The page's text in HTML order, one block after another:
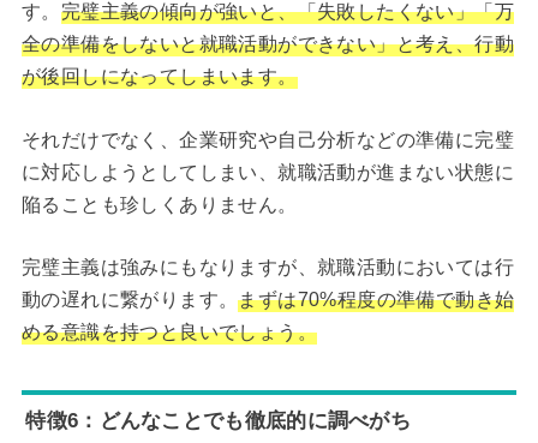
す。 完璧主義の傾向が強いと、「失敗したくない」「万
全の準備をしないと就職活動ができない」と考え、行動
が後回しになってしまいます。
それだけでなく、企業研究や自己分析などの準備に完璧
に対応しようとしてしまい、就職活動が進まない状態に
陥ることも珍しくありません。
完璧主義は強みにもなりますが、就職活動においては行
動の遅れに繋がります。まずは70%程度の準備で動き始
める意識を持つと良いでしょう。
特徴6：どんなことでも徹底的に調べがち